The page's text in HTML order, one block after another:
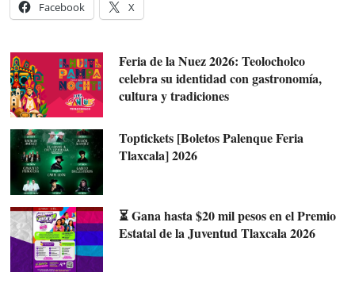
Facebook X
Feria de la Nuez 2026: Teolocholco
celebra su identidad con gastronomía,
cultura y tradiciones
Toptickets [Boletos Palenque Feria
Tlaxcala] 2026
⏳ Gana hasta $20 mil pesos en el Premio
Estatal de la Juventud Tlaxcala 2026